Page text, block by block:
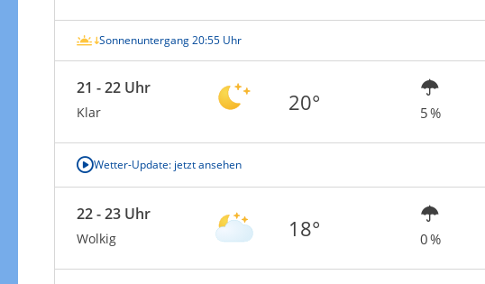
Sonnenuntergang 20:55 Uhr
21 - 22 Uhr
Klar 20° 5 %
Wetter-Update: jetzt ansehen
22 - 23 Uhr
Wolkig 18° 0 %